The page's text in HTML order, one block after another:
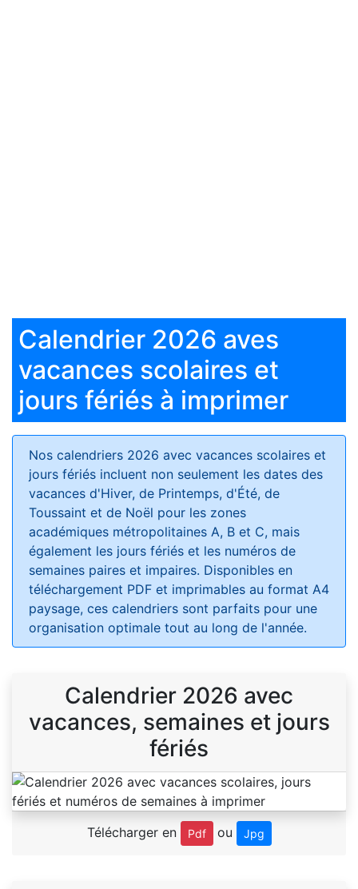
Calendrier 2026 aves
vacances scolaires et
jours fériés à imprimer
Nos calendriers 2026 avec vacances scolaires et
jours fériés incluent non seulement les dates des
vacances d'Hiver, de Printemps, d'Été, de
Toussaint et de Noël pour les zones
académiques métropolitaines A, B et C, mais
également les jours fériés et les numéros de
semaines paires et impaires. Disponibles en
téléchargement PDF et imprimables au format A4
paysage, ces calendriers sont parfaits pour une
organisation optimale tout au long de l'année.
Calendrier 2026 avec
vacances, semaines et jours
fériés
Télécharger en Pdf ou Jpg